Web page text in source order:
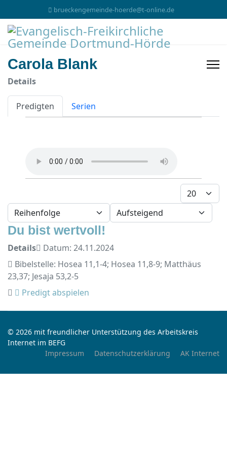
brueckengemeinde-hoerde@t-online.de
Carola Blank
Details
Predigten Serien
Anzeige #
- Sortierung wählen -
- Richtung wählen -
Du bist wertvoll!
Details
Datum: 24.11.2024
Bibelstelle: Hosea 11,1-4; Hosea 11,8-9; Matthäus
23,37; Jesaja 53,2-5
Predigt abspielen
© 2026 mit freundlicher Unterstützung des Arbeitskreis
Internet im BEFG
Impressum
Datenschutzerklärung AK Internet